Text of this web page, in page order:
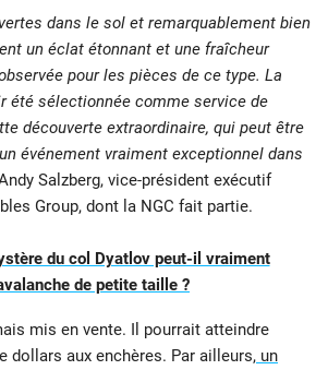
dans le sol et remarquablement bien
un éclat étonnant et une fraîcheur
pour les pièces de ce type. La
été sélectionnée comme service de
découverte extraordinaire, qui peut être
événement vraiment exceptionnel dans
Salzberg, vice-président exécutif
Group, dont la NGC fait partie.
du col Dyatlov peut-il vraiment
de petite taille ?
mis en vente. Il pourrait atteindre
dollars aux enchères. Par ailleurs, un